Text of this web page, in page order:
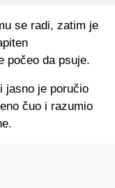
se radi, zatim je
počeo da psuje.
jasno je poručio
čuo i razumio